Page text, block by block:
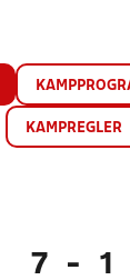
KAMPREGLER
7 - 1